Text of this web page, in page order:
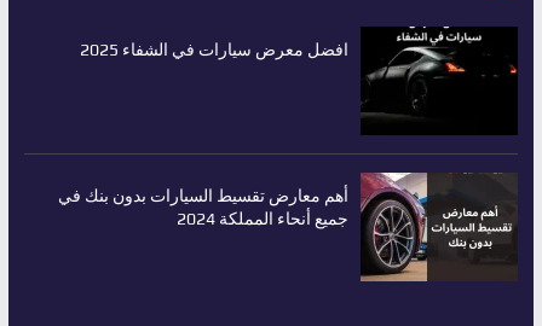
افضل معرض سيارات في الشفاء 2025
أهم معارض تقسيط السيارات بدون بنك في
جميع أنحاء المملكة 2024